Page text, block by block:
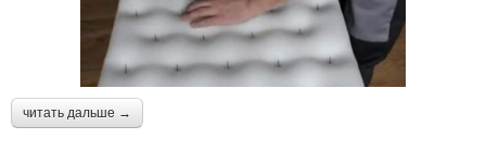
читать дальше →